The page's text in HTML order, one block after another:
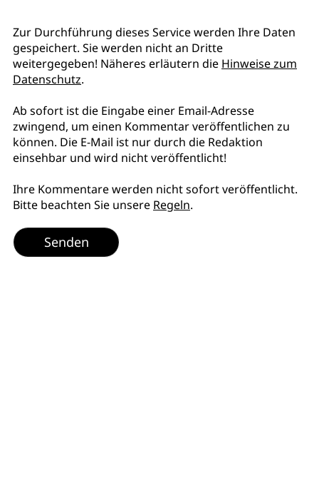
Zur Durchführung dieses Service werden Ihre Daten
gespeichert. Sie werden nicht an Dritte
weitergegeben! Näheres erläutern die Hinweise zum
Datenschutz.
Ab sofort ist die Eingabe einer Email-Adresse
zwingend, um einen Kommentar veröffentlichen zu
können. Die E-Mail ist nur durch die Redaktion
einsehbar und wird nicht veröffentlicht!
Ihre Kommentare werden nicht sofort veröffentlicht.
Bitte beachten Sie unsere Regeln.
Senden